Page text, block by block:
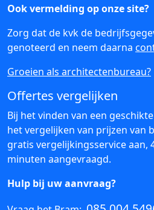
Ook vermelding op onze site?
Zorg dat de kvk de
genoteerd en neem daarna
Groeien als architectenbureau?
Offertes vergelijken
Bij het vinden van een
het vergelijken van prijzen van
gratis vergelijkingsservice aan,
minuten aangevraagd.
Hulp bij uw aanvraag?